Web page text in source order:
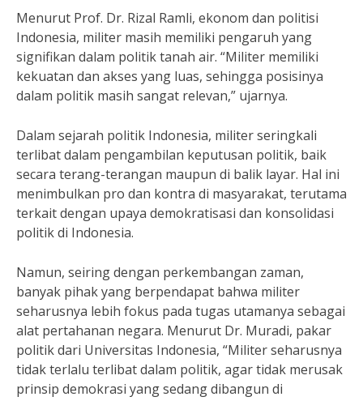
Menurut Prof. Dr. Rizal Ramli, ekonom dan politisi
Indonesia, militer masih memiliki pengaruh yang
signifikan dalam politik tanah air. “Militer memiliki
kekuatan dan akses yang luas, sehingga posisinya
dalam politik masih sangat relevan,” ujarnya.
Dalam sejarah politik Indonesia, militer seringkali
terlibat dalam pengambilan keputusan politik, baik
secara terang-terangan maupun di balik layar. Hal ini
menimbulkan pro dan kontra di masyarakat, terutama
terkait dengan upaya demokratisasi dan konsolidasi
politik di Indonesia.
Namun, seiring dengan perkembangan zaman,
banyak pihak yang berpendapat bahwa militer
seharusnya lebih fokus pada tugas utamanya sebagai
alat pertahanan negara. Menurut Dr. Muradi, pakar
politik dari Universitas Indonesia, “Militer seharusnya
tidak terlalu terlibat dalam politik, agar tidak merusak
prinsip demokrasi yang sedang dibangun di